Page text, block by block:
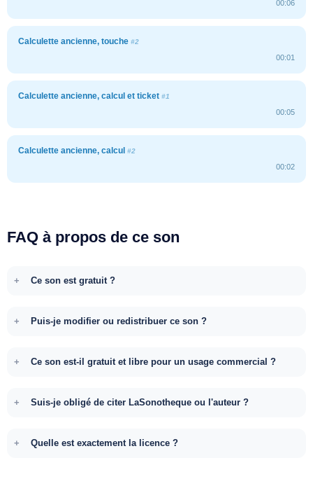
00:06
Calculette ancienne, touche #2
00:01
Calculette ancienne, calcul et ticket #1
00:05
Calculette ancienne, calcul #2
00:02
FAQ à propos de ce son
Ce son est gratuit ?
Puis-je modifier ou redistribuer ce son ?
Ce son est-il gratuit et libre pour un usage commercial ?
Suis-je obligé de citer LaSonotheque ou l'auteur ?
Quelle est exactement la licence ?